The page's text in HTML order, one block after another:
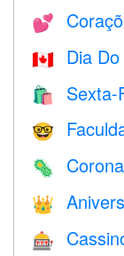
💕
🇨🇦 Dia
🛍 Sexta-
🤓
🦠
👑
🎰